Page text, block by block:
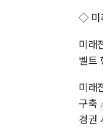
◇ 미
미래
벨트
미래
구축
경권